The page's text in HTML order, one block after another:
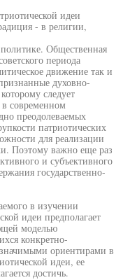
идеи
- в религии,
Общественная
периода
движение так и
духовно-
следует
в современном
преодолеваемых
патриотических
для реализации
Поэтому важно еще раз
и субъективного
государственно-
в изучении
идеи предполагает
моделью
конкретно-
ориентирами в
идеи, ее
достичь.